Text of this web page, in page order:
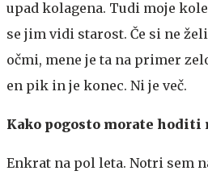
upad kolagena. Tudi moje
se jim vidi starost. Če si ne
očmi, mene je ta na primer
en pik in je konec. Ni je več.
Kako pogosto morate hoditi
Enkrat na pol leta. Notri sem